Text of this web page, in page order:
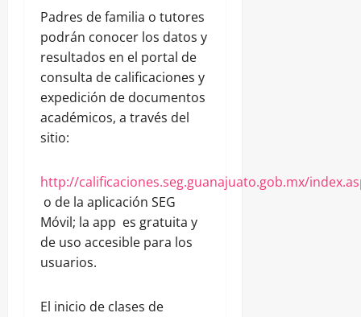
Padres de familia o tutores
podrán conocer los datos y
resultados en el portal de
consulta de calificaciones y
expedición de documentos
académicos, a través del
sitio:
http://calificaciones.seg.guanajuato.gob.mx/
o de la aplicación SEG
Móvil; la app es gratuita y
de uso accesible para los
usuarios.
El inicio de clases de